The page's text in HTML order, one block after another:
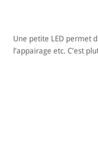
Une petite LED permet
l’appairage etc. C’est